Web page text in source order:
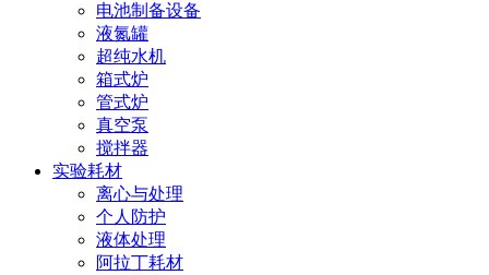
电池制备设备
液氮罐
超纯水机
箱式炉
管式炉
真空泵
搅拌器
实验耗材
离心与处理
个人防护
液体处理
阿拉丁耗材